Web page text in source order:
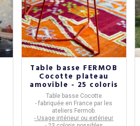
Table basse FERMOB
Cocotte plateau
amovible - 25 coloris
Table basse Cocotte
- fabriquée en France par les
ateliers Fermob.
- Usage intérieur ou extérieur